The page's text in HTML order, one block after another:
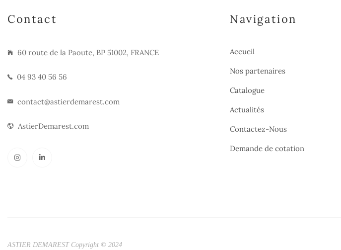
Contact
60 route de la Paoute, BP 51002, FRANCE
04 93 40 56 56
contact@astierdemarest.com
AstierDemarest.com
Navigation
Accueil
Nos partenaires
Catalogue
Actualités
Contactez-Nous
Demande de cotation
ASTIER DEMAREST Copyright © 2024